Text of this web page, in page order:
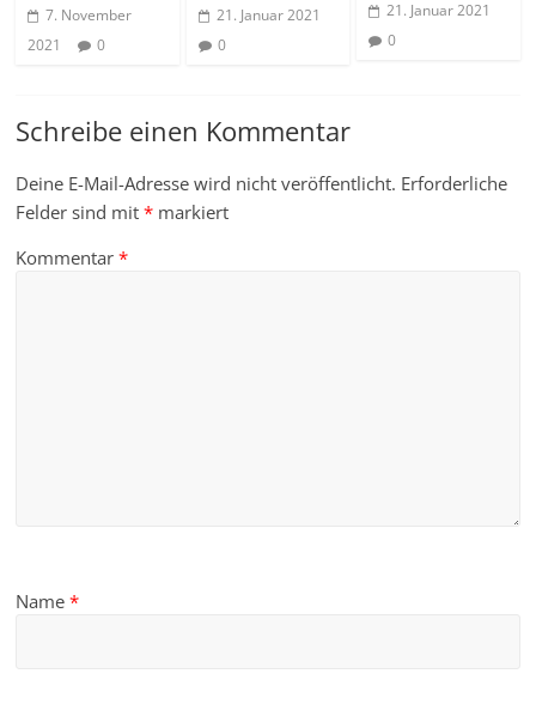
7. November
2021
0
21. Januar 2021
0
21. Januar 2021
0
Schreibe einen Kommentar
Deine E-Mail-Adresse wird nicht veröffentlicht. Erforderliche
Felder sind mit* markiert
Kommentar*
Name*